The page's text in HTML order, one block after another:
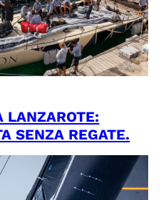
LANZAROTE:
SENZA REGATE.